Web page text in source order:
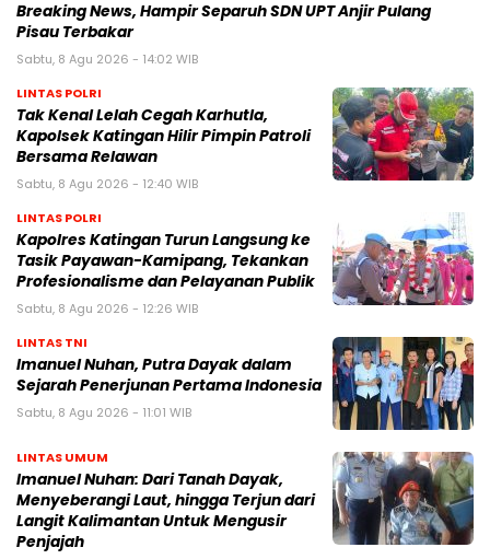
Breaking News, Hampir Separuh SDN UPT Anjir Pulang
Pisau Terbakar
Sabtu, 8 Agu 2026 - 14:02 WIB
LINTAS POLRI
Tak Kenal Lelah Cegah Karhutla,
Kapolsek Katingan Hilir Pimpin Patroli
Bersama Relawan
Sabtu, 8 Agu 2026 - 12:40 WIB
LINTAS POLRI
Kapolres Katingan Turun Langsung ke
Tasik Payawan-Kamipang, Tekankan
Profesionalisme dan Pelayanan Publik
Sabtu, 8 Agu 2026 - 12:26 WIB
LINTAS TNI
Imanuel Nuhan, Putra Dayak dalam
Sejarah Penerjunan Pertama Indonesia
Sabtu, 8 Agu 2026 - 11:01 WIB
LINTAS UMUM
Imanuel Nuhan: Dari Tanah Dayak,
Menyeberangi Laut, hingga Terjun dari
Langit Kalimantan Untuk Mengusir
Penjajah